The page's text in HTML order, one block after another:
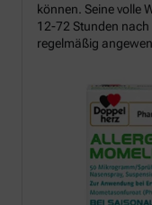
können. Seine volle
12-72 Stunden nach
regelmäßig